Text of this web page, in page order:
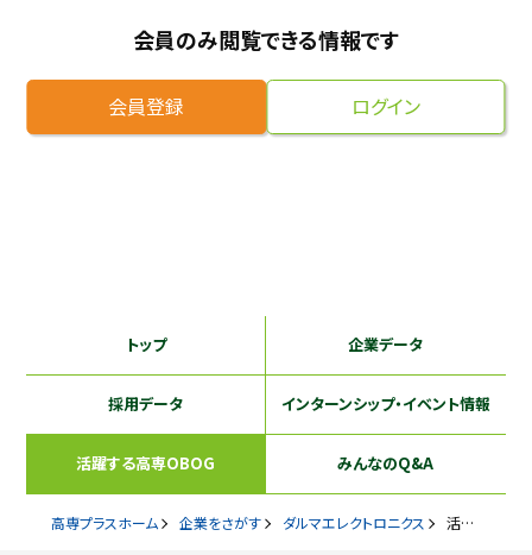
9/30
会員のみ閲覧できる情報です
会員登録 ログイン
トップ 企業データ
採用データ インターンシップ・イベント情報
活躍する高専OBOG みんなのQ&A
高専プラスホーム 企業をさがす ダルマエレクトロニクス 活躍するOBOG